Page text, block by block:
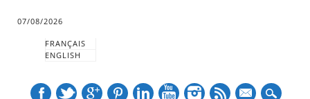
07/08/2026
FRANÇAIS
ENGLISH